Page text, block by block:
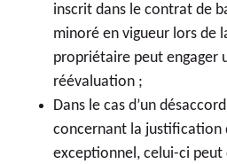
inscrit dans le contrat de
minoré en vigueur lors de
propriétaire peut engager
réévaluation ;
Dans le cas d’un
concernant la justification
exceptionnel, celui-ci